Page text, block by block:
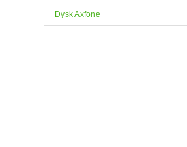
Dysk Axfone